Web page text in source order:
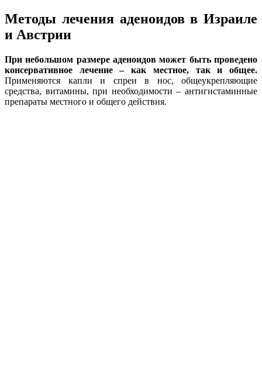
Методы лечения аденоидов в Израиле
и Австрии
При небольшом размере аденоидов может быть проведено
консервативное лечение – как местное, так и общее.
Применяются капли и спреи в нос, общеукрепляющие
средства, витамины, при необходимости – антигистаминные
препараты местного и общего действия.